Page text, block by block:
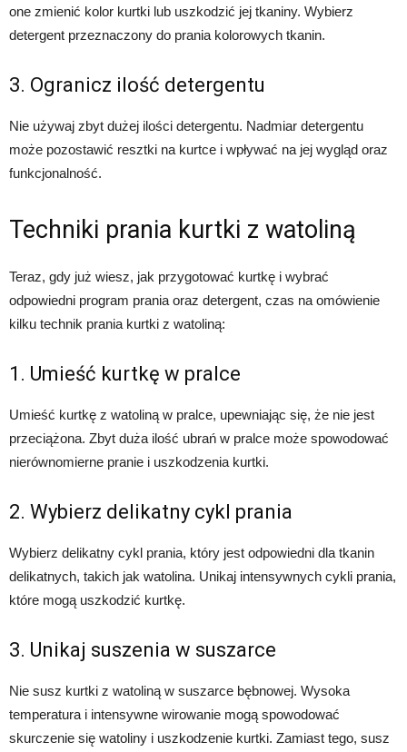
one zmienić kolor kurtki lub uszkodzić jej tkaniny. Wybierz
detergent przeznaczony do prania kolorowych tkanin.
3. Ogranicz ilość detergentu
Nie używaj zbyt dużej ilości detergentu. Nadmiar detergentu
może pozostawić resztki na kurtce i wpływać na jej wygląd oraz
funkcjonalność.
Techniki prania kurtki z watoliną
Teraz, gdy już wiesz, jak przygotować kurtkę i wybrać
odpowiedni program prania oraz detergent, czas na omówienie
kilku technik prania kurtki z watoliną:
1. Umieść kurtkę w pralce
Umieść kurtkę z watoliną w pralce, upewniając się, że nie jest
przeciążona. Zbyt duża ilość ubrań w pralce może spowodować
nierównomierne pranie i uszkodzenia kurtki.
2. Wybierz delikatny cykl prania
Wybierz delikatny cykl prania, który jest odpowiedni dla tkanin
delikatnych, takich jak watolina. Unikaj intensywnych cykli prania,
które mogą uszkodzić kurtkę.
3. Unikaj suszenia w suszarce
Nie susz kurtki z watoliną w suszarce bębnowej. Wysoka
temperatura i intensywne wirowanie mogą spowodować
skurczenie się watoliny i uszkodzenie kurtki. Zamiast tego, susz